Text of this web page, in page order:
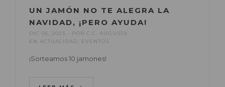
UN JAMÓN NO TE ALEGRA LA
NAVIDAD, ¡PERO AYUDA!
DIC 05, 2023 POR C.C. AUGUSTA
EN ACTUALIDAD EVENTOS
¡Sorteamos 10 jamones!